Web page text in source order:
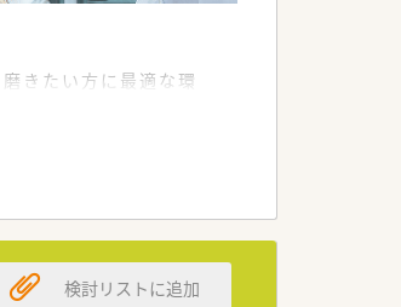
きたい方に最適な環
です。
需しています。
性を図っています。
検討リストに追加